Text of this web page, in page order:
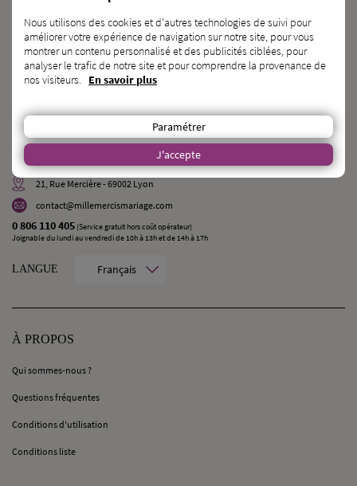
INSCRIVEZ-VOUS SUR L’ANNUAIRE
VOUS CONNAISSEZdesFUTURS MARIÉS ?
CONTACT
MilleMercisMariage - Société M Pour Toujours :
21, Rue Mercière - 69002 Lyon
contact@millemercismariage.com
0 806 110 405 (Service gratuit hors coût opérateur)
Joignable du lundi au vendredi de 10h à 13h et de 14h à 17h
LANGUE Français
À PROPOS
Qui sommes-nous ?
Questions fréquentes
Conditions d’utilisation
Conditions liste
Nous utilisons des cookies et d'autres technologies de suivi pour
améliorer votre expérience de navigation sur notre site, pour vous
montrer un contenu personnalisé et des publicités ciblées, pour
analyser le trafic de notre site et pour comprendre la provenance de
nos visiteurs. En savoir plus
Paramétrer
J'accepte